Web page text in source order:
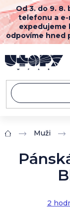
Přejít
na
obsah
Od 3. do 9. 8.
telefonu a e-
expedujeme
odpovíme hned
Domů Muži
2